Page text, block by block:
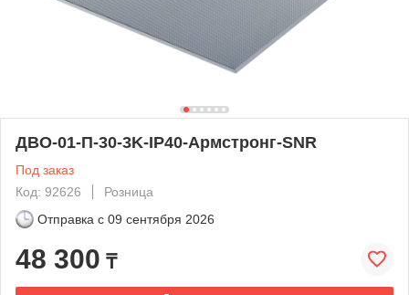
ДВО-01-П-30-3K-IP40-Aрмстронг-SNR
Под заказ
Код: 92626
Розница
Отправка с 09 сентября 2026
48 300 ₸